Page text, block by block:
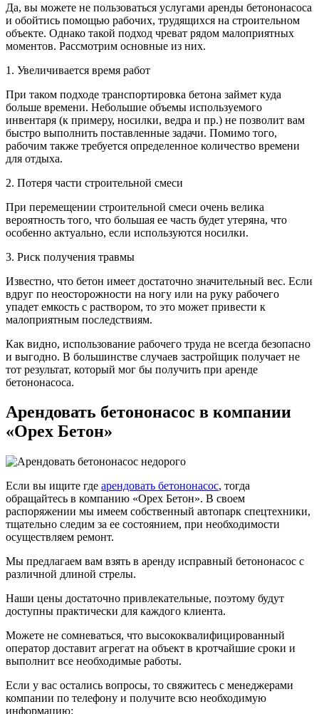
Да, вы можете не пользоваться услугами аренды бетононасоса
и обойтись помощью рабочих, трудящихся на строительном
объекте. Однако такой подход чреват рядом малоприятных
моментов. Рассмотрим основные из них.
1. Увеличивается время работ
При таком подходе транспортировка бетона займет куда
больше времени. Небольшие объемы используемого
инвентаря (к примеру, носилки, ведра и пр.) не позволит вам
быстро выполнить поставленные задачи. Помимо того,
рабочим также требуется определенное количество времени
для отдыха.
2. Потеря части строительной смеси
При перемещении строительной смеси очень велика
вероятность того, что большая ее часть будет утеряна, что
особенно актуально, если используются носилки.
3. Риск получения травмы
Известно, что бетон имеет достаточно значительный вес. Если
вдруг по неосторожности на ногу или на руку рабочего
упадет емкость с раствором, то это может привести к
малоприятным последствиям.
Как видно, использование рабочего труда не всегда безопасно
и выгодно. В большинстве случаев застройщик получает не
тот результат, который мог бы получить при аренде
бетононасоса.
Арендовать бетононасос в компании
«Орех Бетон»
Если вы ищите где арендовать бетононасос, тогда
обращайтесь в компанию «Орех Бетон». В своем
распоряжении мы имеем собственный автопарк спецтехники,
тщательно следим за ее состоянием, при необходимости
осуществляем ремонт.
Мы предлагаем вам взять в аренду исправный бетононасос с
различной длиной стрелы.
Наши цены достаточно привлекательные, поэтому будут
доступны практически для каждого клиента.
Можете не сомневаться, что высококвалифицированный
оператор доставит агрегат на объект в кротчайшие сроки и
выполнит все необходимые работы.
Если у вас остались вопросы, то свяжитесь с менеджерами
компании по телефону и получите всю необходимую
информацию: